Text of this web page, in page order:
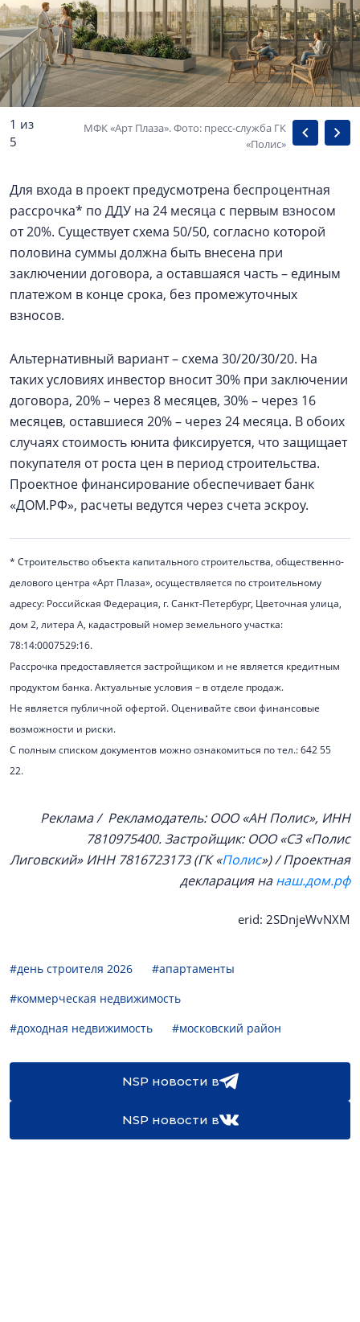
1 из
5
МФК «Арт Плаза». Фото: пресс-служба ГК
«Полис»
Для входа в проект предусмотрена беспроцентная
рассрочка* по ДДУ на 24 месяца с первым взносом
от 20%. Существует схема 50/50, согласно которой
половина суммы должна быть внесена при
заключении договора, а оставшаяся часть – единым
платежом в конце срока, без промежуточных
взносов.
Альтернативный вариант – схема 30/20/30/20. На
таких условиях инвестор вносит 30% при заключении
договора, 20% – через 8 месяцев, 30% – через 16
месяцев, оставшиеся 20% – через 24 месяца. В обоих
случаях стоимость юнита фиксируется, что защищает
покупателя от роста цен в период строительства.
Проектное финансирование обеспечивает банк
«ДОМ.РФ», расчеты ведутся через счета эскроу.
* Строительство объекта капитального строительства, общественно-
делового центра «Арт Плаза», осуществляется по строительному
адресу: Российская Федерация, г. Санкт-Петербург, Цветочная улица,
дом 2, литера А, кадастровый номер земельного участка:
78:14:0007529:16.
Рассрочка предоставляется застройщиком и не является кредитным
продуктом банка. Актуальные условия – в отделе продаж.
Не является публичной офертой. Оценивайте свои финансовые
возможности и риски.
С полным списком документов можно ознакомиться по тел.: 642 55
22.
Реклама / Рекламодатель: ООО «АН Полис», ИНН
7810975400. Застройщик: ООО «СЗ «Полис
Лиговский»ИНН 7816723173(ГК «Полис») / Проектная
декларация нанаш.дом.рф
erid: 2SDnjeWvNXM
#день строителя 2026
#апартаменты
#коммерческая недвижимость
#доходная недвижимость
#московский район
NSP новости в
NSP новости в